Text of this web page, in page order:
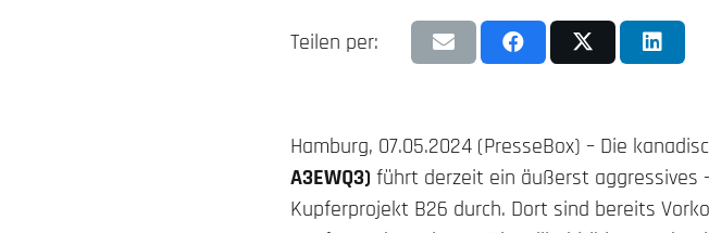
Teilen per:
Hamburg, 07.05.2024 (PresseBox) – Die
A3EWQ3) führt derzeit ein äußerst aggressives
Kupferprojekt B26 durch. Dort sind bereits